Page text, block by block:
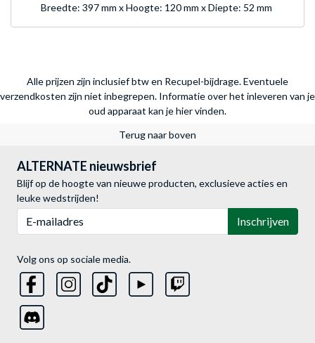
Breedte: 397 mm x Hoogte: 120 mm x Diepte: 52 mm
Alle prijzen zijn inclusief btw en Recupel-bijdrage. Eventuele
verzendkosten zijn niet inbegrepen. Informatie over het inleveren van je
oud apparaat kan je hier vinden.
Terug naar boven
ALTERNATE nieuwsbrief
Blijf op de hoogte van nieuwe producten, exclusieve acties en
leuke wedstrijden!
Inschrijven
Volg ons op sociale media.